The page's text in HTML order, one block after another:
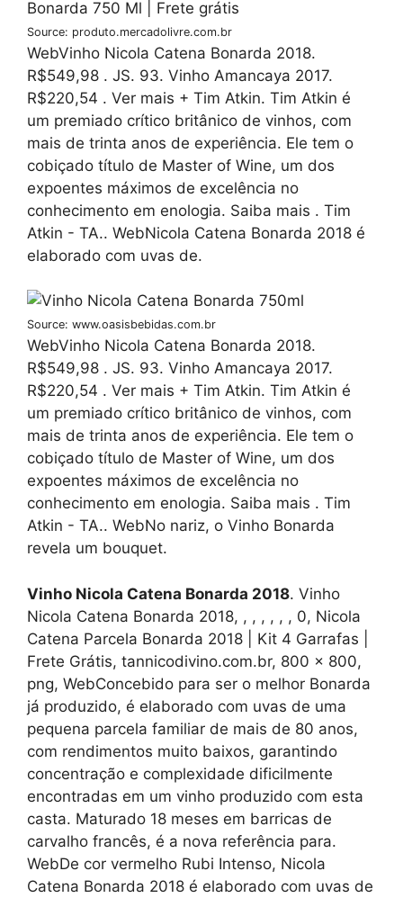
Source: produto.mercadolivre.com.br
WebVinho Nicola Catena Bonarda 2018.
R$549,98 . JS. 93. Vinho Amancaya 2017.
R$220,54 . Ver mais + Tim Atkin. Tim Atkin é
um premiado crítico britânico de vinhos, com
mais de trinta anos de experiência. Ele tem o
cobiçado título de Master of Wine, um dos
expoentes máximos de excelência no
conhecimento em enologia. Saiba mais . Tim
Atkin - TA.. WebNicola Catena Bonarda 2018 é
elaborado com uvas de.
Source: www.oasisbebidas.com.br
WebVinho Nicola Catena Bonarda 2018.
R$549,98 . JS. 93. Vinho Amancaya 2017.
R$220,54 . Ver mais + Tim Atkin. Tim Atkin é
um premiado crítico britânico de vinhos, com
mais de trinta anos de experiência. Ele tem o
cobiçado título de Master of Wine, um dos
expoentes máximos de excelência no
conhecimento em enologia. Saiba mais . Tim
Atkin - TA.. WebNo nariz, o Vinho Bonarda
revela um bouquet.
Vinho Nicola Catena Bonarda 2018. Vinho
Nicola Catena Bonarda 2018, , , , , , , 0, Nicola
Catena Parcela Bonarda 2018 | Kit 4 Garrafas |
Frete Grátis, tannicodivino.com.br, 800 x 800,
png, WebConcebido para ser o melhor Bonarda
já produzido, é elaborado com uvas de uma
pequena parcela familiar de mais de 80 anos,
com rendimentos muito baixos, garantindo
concentração e complexidade dificilmente
encontradas em um vinho produzido com esta
casta. Maturado 18 meses em barricas de
carvalho francês, é a nova referência para.
WebDe cor vermelho Rubi Intenso, Nicola
Catena Bonarda 2018 é elaborado com uvas de